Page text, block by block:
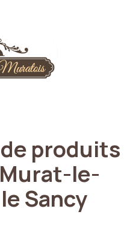
de produits
Murat-le-
leSancy